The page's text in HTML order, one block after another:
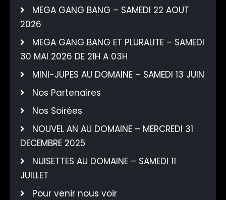
MEGA GANG BANG – SAMEDI 22 AOUT
2026
MEGA GANG BANG ET PLURALITE – SAMEDI
30 MAI 2026 DE 21H A 03H
MINI-JUPES AU DOMAINE – SAMEDI 13 JUIN
Nos Partenaires
Nos Soirées
NOUVEL AN AU DOMAINE – MERCREDI 31
DECEMBRE 2025
NUISETTES AU DOMAINE – SAMEDI 11
JUILLET
Pour venir nous voir